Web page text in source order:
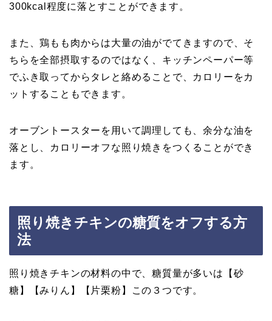
300kcal程度に落とすことができます。
また、鶏もも肉からは大量の油がでてきますので、そ
ちらを全部摂取するのではなく、キッチンペーパー等
でふき取ってからタレと絡めることで、カロリーをカ
ットすることもできます。
オーブントースターを用いて調理しても、余分な油を
落とし、カロリーオフな照り焼きをつくることができ
ます。
照り焼きチキンの糖質をオフする方
法
照り焼きチキンの材料の中で、糖質量が多いは【砂
糖】【みりん】【片栗粉】この３つです。